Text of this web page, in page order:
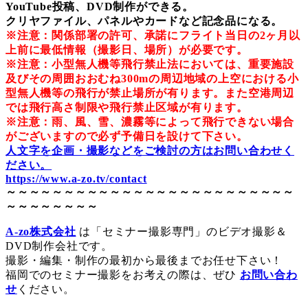
YouTube投稿、DVD制作ができる。
クリヤファイル、パネルやカードなど記念品になる。
※注意：関係部署の許可、承諾にフライト当日の2ヶ月以
上前に最低情報（撮影日、場所）が必要です。
※注意：小型無人機等飛行禁止法においては、 重要施設
及びその周囲おおむね300mの周辺地域の上空における小
型無人機等の飛行が禁止場所が有ります。
また空港周辺
では飛行高さ制限や飛行禁止区域が有ります。
※注意：雨、風、雪、濃霧等によって飛行できない場合
がございますので必ず予備日を設けて下さい。
人文字を企画・撮影などをご検討の方はお問い合わせく
ださい。
https://www.a-zo.tv/contact
～～～～～～～～～～～～～～～～～～～～～～～～～
～～～～～～～～
A-zo株式会社 は「セミナー撮影専門」のビデオ撮影＆
DVD制作会社です。
撮影・編集・制作の最初から最後までお任せ下さい！
福岡でのセミナー撮影をお考えの際は、ぜひ お問い合わ
せ ください。